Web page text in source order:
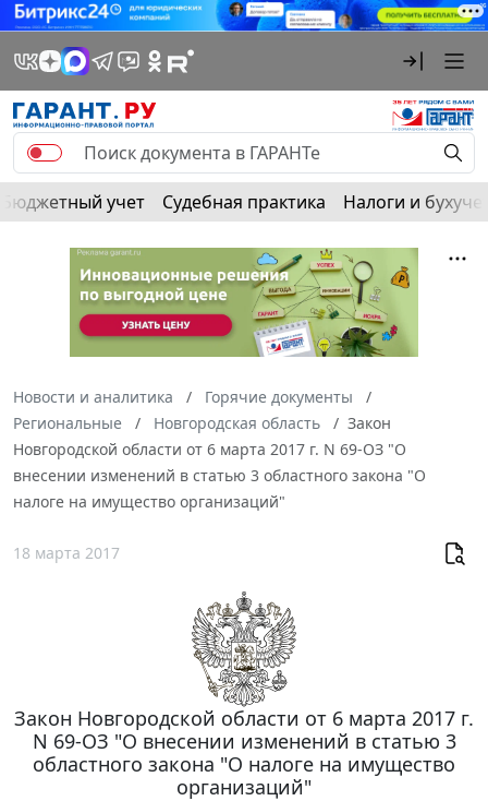
Бюджетный учет Судебная практика Налоги и
Новости и аналитика
Горячие документы
Региональные
Новгородская область
Закон
Новгородской области от 6 марта 2017 г. N 69-ОЗ "О
внесении изменений в статью 3 областного закона "О
налоге на имущество организаций"
18 марта 2017
Закон Новгородской области от 6 марта 2017 г.
N 69-ОЗ "О внесении изменений в статью 3
областного закона "О налоге на имущество
организаций"